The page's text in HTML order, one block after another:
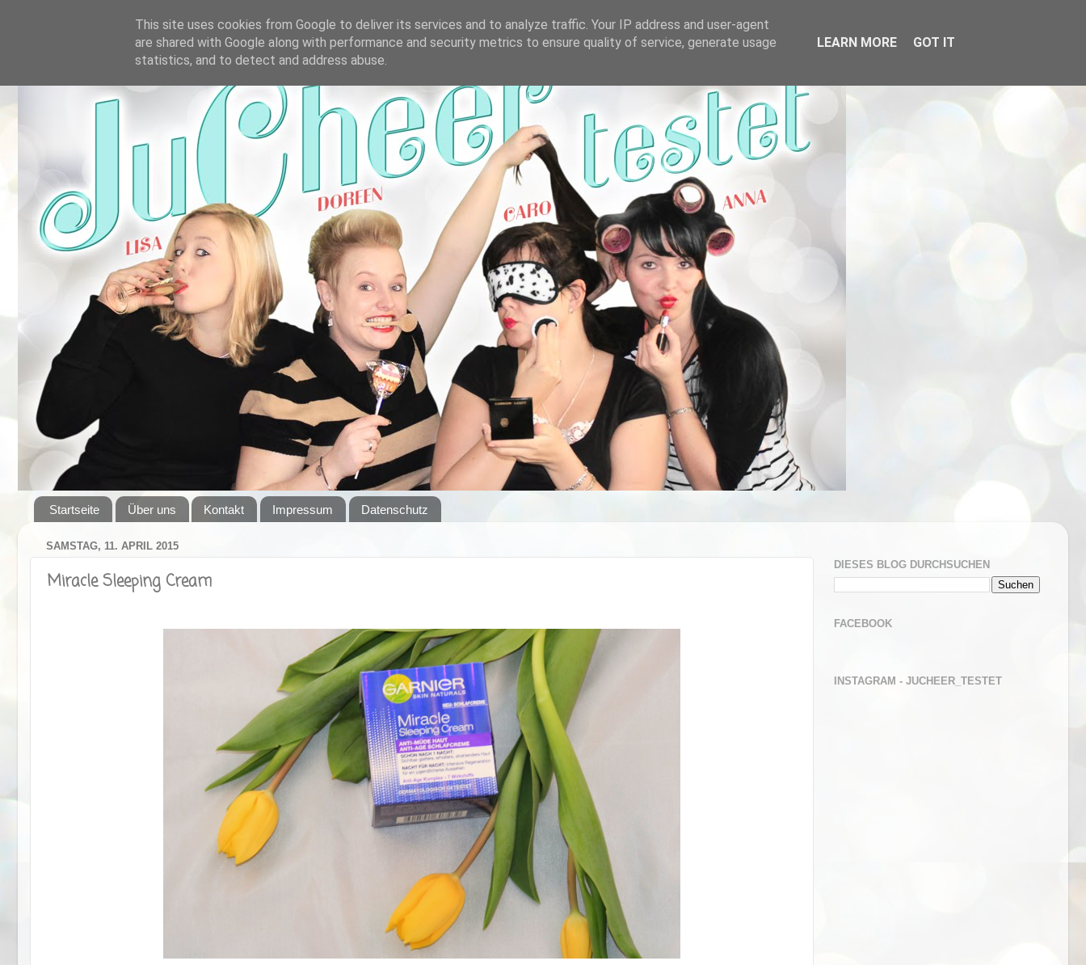
Startseite Über uns Kontakt Impressum Datenschutz
SAMSTAG, 11. APRIL 2015
Miracle Sleeping Cream
DIESES BLOG DURCHSUCHEN
FACEBOOK
INSTAGRAM - JUCHEER_TESTET
This site uses cookies from Google to deliver its services and to analyze traffic. Your IP address and user-agent
are shared with Google along with performance and security metrics to ensure quality of service, generate usage
statistics, and to detect and address abuse.
LEARN MORE GOT IT